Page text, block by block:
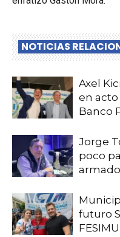
NOTICIAS
Axel
en acto
Banco
Jorge
poco
futuro